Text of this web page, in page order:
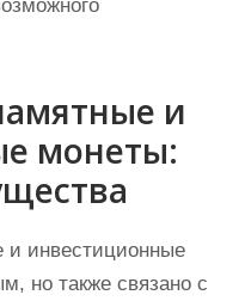
и
монеты:
и инвестиционные
но также связано с